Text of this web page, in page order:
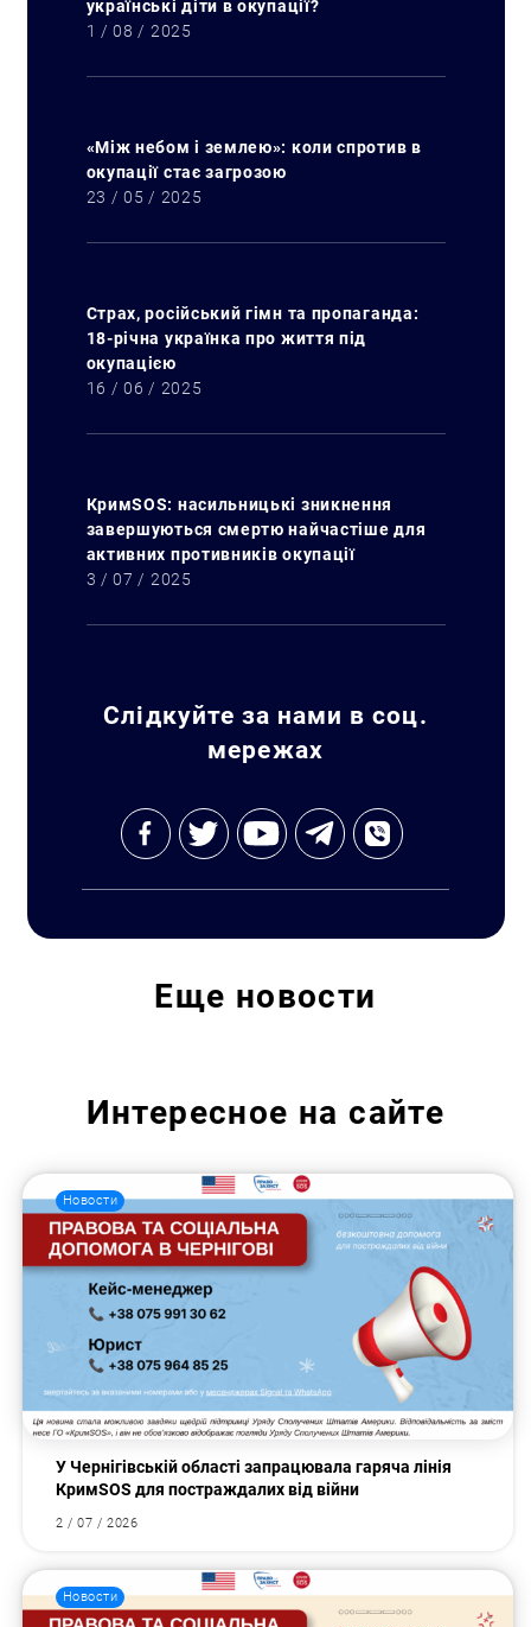
Искать:
українські діти в окупації?
1 / 08 / 2025
«Між небом і землею»: коли спротив в
окупації стає загрозою
23 / 05 / 2025
Страх, російський гімн та пропаганда:
18-річна українка про життя під
окупацією
16 / 06 / 2025
КримSOS: насильницькі зникнення
завершуються смертю найчастіше для
активних противників окупації
3 / 07 / 2025
Слідкуйте за нами в соц.
мережах
Еще новости
Интересное на сайте
Новости
У Чернігівській області запрацювала гаряча лінія
КримSOS для постраждалих від війни
2 / 07 / 2026
Новости